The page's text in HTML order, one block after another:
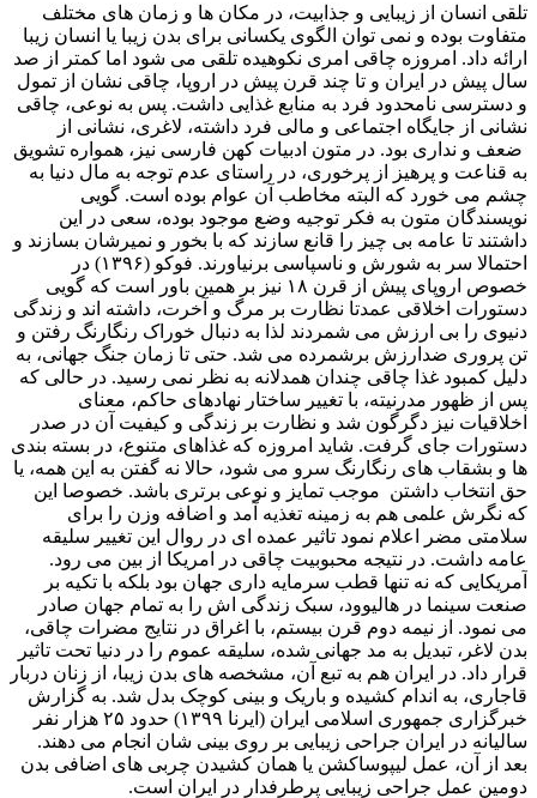
تلقی انسان از زیبایی و جذابیت، در مکان ها و زمان های مختلف
متفاوت بوده و نمی توان الگوی یکسانی برای بدن زیبا یا انسان زیبا
ارائه داد. امروزه چاقی امری نکوهیده تلقی می شود اما کمتر از صد
سال پیش در ایران و تا چند قرن پیش در اروپا، چاقی نشان از تمول
و دسترسی نامحدود فرد به منابع غذایی داشت. پس به نوعی، چاقی
نشانی از جایگاه اجتماعی و مالی فرد داشته، لاغری، نشانی از
ضعف و نداری بود. در متون ادبیات کهن فارسی نیز، همواره تشویق
به قناعت و پرهیز از پرخوری، در راستای عدم توجه به مال دنیا به
چشم می خورد که البته مخاطب آن عوام بوده است. گویی
نویسندگان متون به فکر توجیه وضع موجود بوده، سعی در این
داشتند تا عامه بی چیز را قانع سازند که با بخور و نمیرشان بسازند و
احتمالا سر به شورش و ناسپاسی برنیاورند. فوکو (۱۳۹۶) در
خصوص اروپای پیش از قرن ۱۸ نیز بر همین باور است که گویی
دستورات اخلاقی عمدتا نظارت بر مرگ و آخرت، داشته اند و زندگی
دنیوی را بی ارزش می شمردند لذا به دنبال خوراک رنگارنگ رفتن و
تن پروری ضدارزش برشمرده می شد. حتی تا زمان جنگ جهانی، به
دلیل کمبود غذا چاقی چندان همدلانه به نظر نمی رسید. در حالی که
پس از ظهور مدرنیته، با تغییر ساختار نهادهای حاکم، معنای
اخلاقیات نیز دگرگون شد و نظارت بر زندگی و کیفیت آن در صدر
دستورات جای گرفت. شاید امروزه که غذاهای متنوع، در بسته بندی
ها و بشقاب های رنگارنگ سرو می شود، حالا نه گفتن به این همه، یا
حق انتخاب داشتن موجب تمایز و نوعی برتری باشد. خصوصا این
که نگرش علمی هم به زمینه تغذیه آمد و اضافه وزن را برای
سلامتی مضر اعلام نمود تاثیر عمده ای در روال این تغییر سلیقه
عامه داشت. در نتیجه محبوبیت چاقی در امریکا از بین می رود.
آمریکایی که نه تنها قطب سرمایه داری جهان بود بلکه با تکیه بر
صنعت سینما در هالیوود، سبک زندگی اش را به تمام جهان صادر
می نمود. از نیمه دوم قرن بیستم، با اغراق در نتایج مضرات چاقی،
بدن لاغر، تبدیل به مد جهانی شده، سلیقه عموم را در دنیا تحت تاثیر
قرار داد. در ایران هم به تبع آن، مشخصه های بدن زیبا، از زنان دربار
قاجاری، به اندام کشیده و باریک و بینی کوچک بدل شد. به گزارش
خبرگزاری جمهوری اسلامی ایران (ایرنا ۱۳۹۹) حدود ۲۵ هزار نفر
سالیانه در ایران جراحی زیبایی بر روی بینی شان انجام می دهند.
بعد از آن، عمل لیپوساکشن یا همان کشیدن چربی های اضافی بدن
دومین عمل جراحی زیبایی پرطرفدار در ایران است.